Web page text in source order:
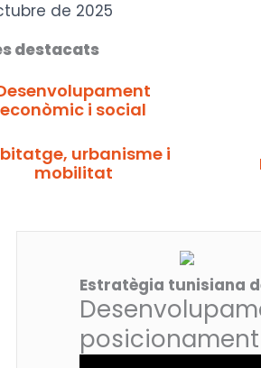
de 2025
destacats
econòmic i social
urbanisme i
mobilitat
Estratègia tunisiana
posicionament